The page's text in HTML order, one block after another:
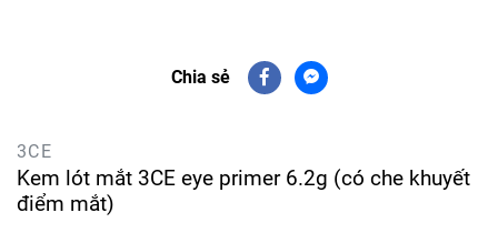
Chia sẻ
3CE
Kem lót mắt 3CE eye primer 6.2g (có che khuyết
điểm mắt)